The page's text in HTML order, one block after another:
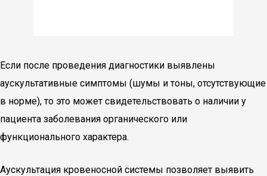
Если после проведения диагностики выявлены
аускультативные симптомы (шумы и тоны, отсутствующие
в норме), то это может свидетельствовать о наличии у
пациента заболевания органического или
функционального характера.
Аускультация кровеносной системы позволяет выявить